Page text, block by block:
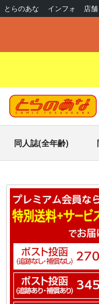
とらのあな インフォ 店舗
同人誌(全年齢)